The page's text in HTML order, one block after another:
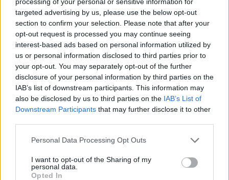
targeted advertising by us, please use the below opt-out
section to confirm your selection. Please note that after your
opt-out request is processed you may continue seeing
interest-based ads based on personal information utilized by
us or personal information disclosed to third parties prior to
your opt-out. You may separately opt-out of the further
disclosure of your personal information by third parties on the
IAB’s list of downstream participants. This information may
also be disclosed by us to third parties on the IAB’s List of
Downstream Participants that may further disclose it to other
Personal Data Processing Opt Outs
I want to opt-out of the Sharing of my
personal data.
Opted In